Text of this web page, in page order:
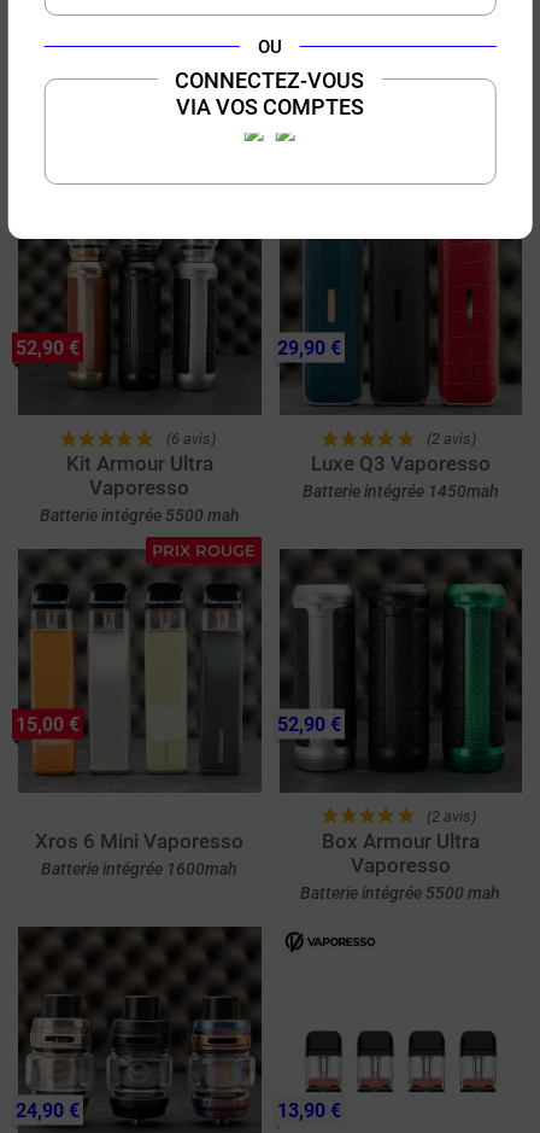
OU
CONNECTEZ-VOUS
VIA VOS COMPTES
Kit GTX One Pro
Vaporesso
Luxe X3 Vaporesso
Batterie intégrée 2600mah
(6 avis)
Kit Armour Ultra
Vaporesso
Batterie intégrée 5500 mah
52,90 €
(2 avis)
Luxe Q3 Vaporesso
Batterie intégrée 1450mah
29,90 €
PRIX ROUGE
Xros 6 Mini Vaporesso
Batterie intégrée 1600mah
15,00 €
(2 avis)
Box Armour Ultra
Vaporesso
Batterie intégrée 5500 mah
52,90 €
24,90 € 13,90 €